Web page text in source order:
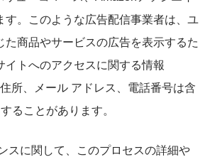
す。このような広告配信事業者は、ユ
た商品やサービスの広告を表示するた
イトへのアクセスに関する情報
所、メール アドレス、電話番号は含
ることがあります。
スに関して、このプロセスの詳細や